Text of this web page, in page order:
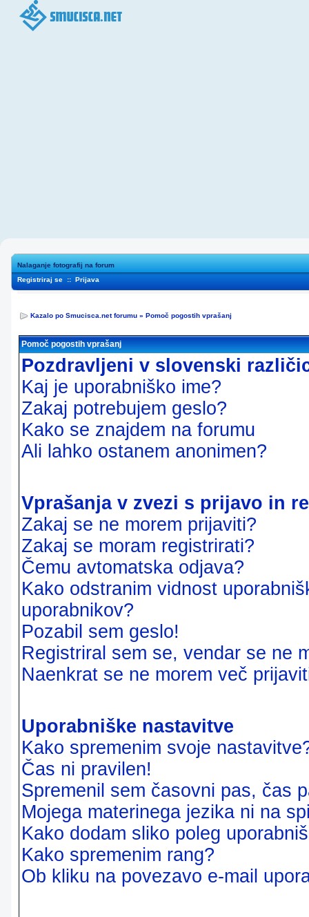
Nalaganje fotografij na forum
Registriraj se :: Prijava
Kazalo po Smucisca.net forumu » Pomoč pogostih vprašanj
Pomoč pogostih vprašanj
Pozdravljeni v slovenski
Kaj je uporabniško ime?
Zakaj potrebujem geslo?
Kako se znajdem na forumu
Ali lahko ostanem anonimen?
Vprašanja v zvezi s prijavo in
Zakaj se ne morem prijaviti?
Zakaj se moram registrirati?
Čemu avtomatska odjava?
Kako odstranim vidnost
uporabnikov?
Pozabil sem geslo!
Registriral sem se, vendar se ne
Naenkrat se ne morem več
Uporabniške nastavitve
Kako spremenim svoje
Čas ni pravilen!
Spremenil sem časovni pas, čas
Mojega materinega jezika ni na
Kako dodam sliko poleg
Kako spremenim rang?
Ob kliku na povezavo e-mail